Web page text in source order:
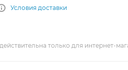
Условия доставки
только для интернет-